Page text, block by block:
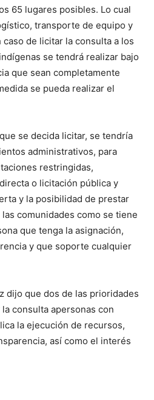
65 lugares posibles. Lo cual
transporte de equipo y
de licitar la consulta a los
se tendrá realizar bajo
que sean completamente
se pueda realizar el
se decida licitar, se tendría
administrativos, para
restringidas,
o licitación pública y
y la posibilidad de prestar
comunidades como se tiene
que tenga la asignación,
y que soporte cualquier
dijo que dos de las prioridades
consulta apersonas con
la ejecución de recursos,
así como el interés